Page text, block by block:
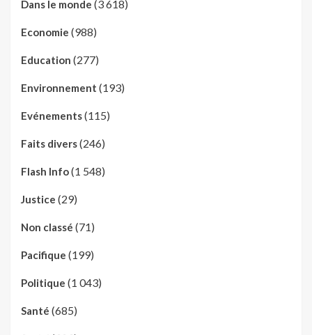
Dans le monde (3 618)
Economie (988)
Education (277)
Environnement (193)
Evénements(115)
Faits divers(246)
Flash Info(1 548)
Justice (29)
Non classé (71)
Pacifique (199)
Politique (1 043)
Santé (685)